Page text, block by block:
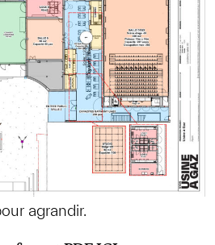
agrandir.